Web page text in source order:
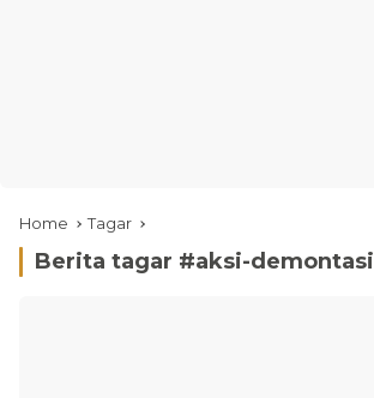
Home Tagar
Berita tagar #aksi-demontasi